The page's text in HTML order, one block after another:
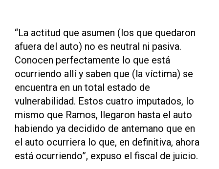
“La actitud que asumen (los que quedaron
afuera del auto) no es neutral ni pasiva.
Conocen perfectamente lo que está
ocurriendo allí y saben que (la víctima) se
encuentra en un total estado de
vulnerabilidad. Estos cuatro imputados, lo
mismo que Ramos, llegaron hasta el auto
habiendo ya decidido de antemano que en
el auto ocurriera lo que, en definitiva, ahora
está ocurriendo”, expuso el fiscal de juicio.